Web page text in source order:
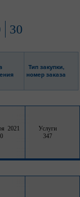
30
Тип закупки,
номер заказа
2021
Услуги
347